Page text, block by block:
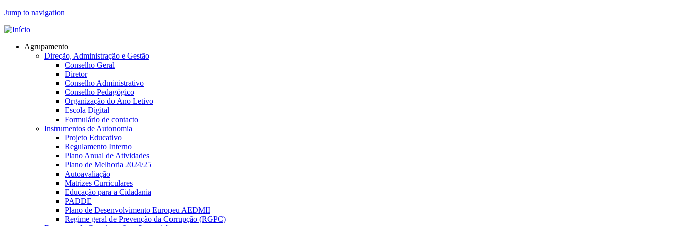
Jump to navigation
Agrupamento
Direção, Administração e Gestão
Conselho Geral
Diretor
Conselho Administrativo
Conselho Pedagógico
Organização do Ano Letivo
Escola Digital
Formulário de contacto
Instrumentos de Autonomia
Projeto Educativo
Regulamento Interno
Plano Anual de Atividades
Plano de Melhoria 2024/25
Autoavaliação
Matrizes Curriculares
Educação para a Cidadania
PADDE
Plano de Desenvolvimento Europeu AEDMII
Regime geral de Prevenção da Corrupção (RGPC)